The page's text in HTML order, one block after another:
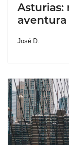
Asturias:
José D.